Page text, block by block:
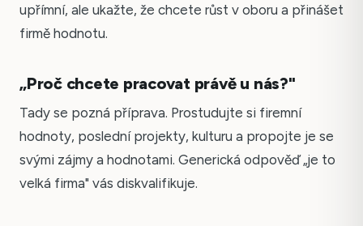
upřímní, ale ukažte, že chcete růst v oboru a přinášet
firmě hodnotu.
„Proč chcete pracovat právě u nás?"
Tady se pozná příprava. Prostudujte si firemní
hodnoty, poslední projekty, kulturu a propojte je se
svými zájmy a hodnotami. Generická odpověď „je to
velká firma" vás diskvalifikuje.